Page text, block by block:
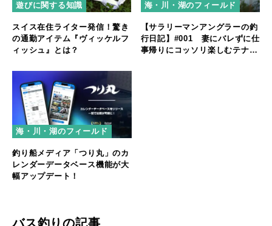
遊びに関する知識
スイス在住ライター発信！驚き
の通勤アイテム『ヴィッケルフ
ィッシュ』とは？
海・川・湖のフィールド
【サラリーマンアングラーの釣
行日記】#001 妻にバレずに仕
事帰りにコッソリ楽しむテナガ
海・川・湖のフィールド
釣り船メディア「つり丸」のカ
レンダーデータベース機能が大
幅アップデート！
バス釣りの記事